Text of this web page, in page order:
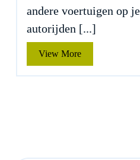
andere voertuigen op
autorijden [...]
View MoreView
More